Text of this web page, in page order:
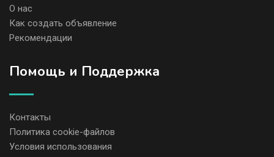
О нас
Как создать объявление
Рекомендации
Помощь и Поддержка
Контакты
Политика cookie-файлов
Условия использования